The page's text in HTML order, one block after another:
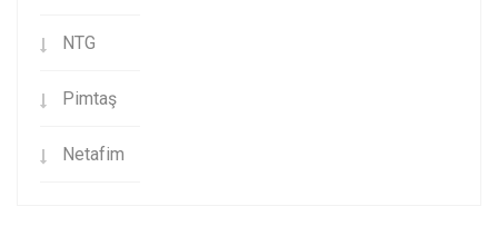
NTG
Pimtaş
Netafim